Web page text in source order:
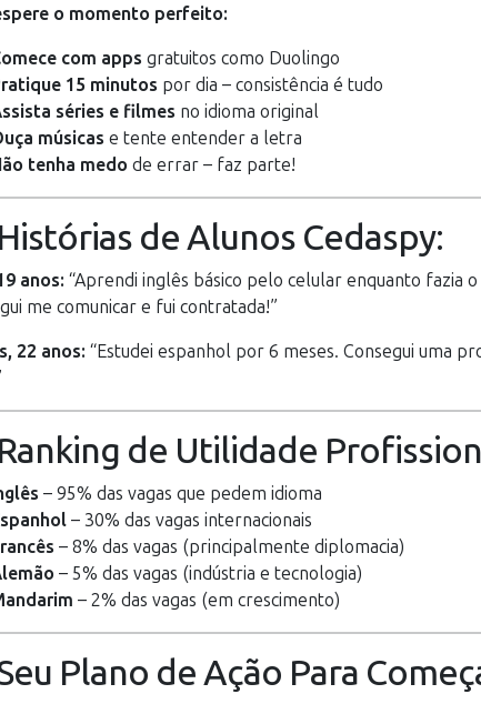
o momento perfeito:
com apps gratuitos como Duolingo
15 minutos por dia – consistência é tudo
séries e filmes no idioma original
músicas e tente entender a letra
tenha medo de errar – faz parte!
de Alunos Cedaspy:
anos: “Aprendi inglês básico pelo celular enquanto fazia
me comunicar e fui contratada!”
22 anos: “Estudei espanhol por 6 meses. Consegui uma
de Utilidade
– 95% das vagas que pedem idioma
– 30% das vagas internacionais
– 8% das vagas (principalmente diplomacia)
– 5% das vagas (indústria e tecnologia)
– 2% das vagas (em crescimento)
Plano de Ação Para